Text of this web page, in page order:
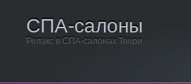
СПА-салоны
Релакс в СПА-салонах Твери